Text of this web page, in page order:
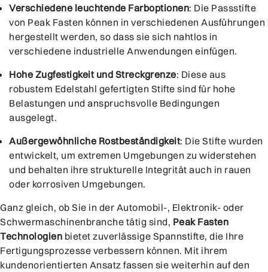
Verschiedene leuchtende Farboptionen: Die Passstifte
von Peak Fasten können in verschiedenen Ausführungen
hergestellt werden, so dass sie sich nahtlos in
verschiedene industrielle Anwendungen einfügen.
Hohe Zugfestigkeit und Streckgrenze: Diese aus
robustem Edelstahl gefertigten Stifte sind für hohe
Belastungen und anspruchsvolle Bedingungen
ausgelegt.
Außergewöhnliche Rostbeständigkeit: Die Stifte wurden
entwickelt, um extremen Umgebungen zu widerstehen
und behalten ihre strukturelle Integrität auch in rauen
oder korrosiven Umgebungen.
Ganz gleich, ob Sie in der Automobil-, Elektronik- oder
Schwermaschinenbranche tätig sind, Peak Fasten
Technologien bietet zuverlässige Spannstifte, die Ihre
Fertigungsprozesse verbessern können. Mit ihrem
kundenorientierten Ansatz fassen sie weiterhin auf den